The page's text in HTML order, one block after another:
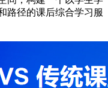
路径的课后综合学习服